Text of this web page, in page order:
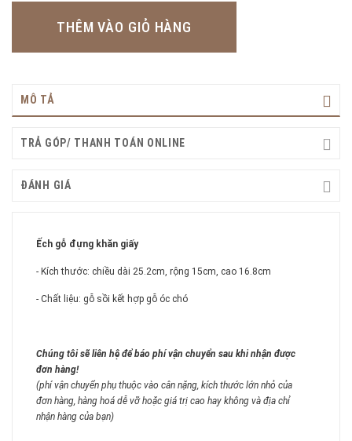
THÊM VÀO GIỎ HÀNG
MÔ TẢ
TRẢ GÓP/ THANH TOÁN ONLINE
ĐÁNH GIÁ
Ếch gỗ đựng khăn giấy
- Kích thước: chiều dài 25.2cm, rộng 15cm, cao 16.8cm
- Chất liệu: gỗ sồi kết hợp gỗ óc chó
Chúng tôi sẽ liên hệ để báo phí vận chuyển sau khi nhận được
đơn hàng!
(phí vận chuyển phụ thuộc vào cân nặng, kích thước lớn nhỏ của
đơn hàng, hàng hoá dễ vỡ hoặc giá trị cao hay không và địa chỉ
nhận hàng của bạn)